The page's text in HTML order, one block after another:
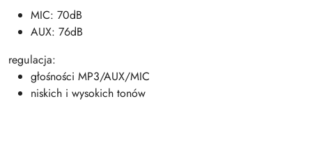
MIC: 70dB
AUX: 76dB
regulacja:
głośności MP3/AUX/MIC
niskich i wysokich tonów